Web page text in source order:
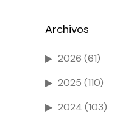
Archivos
2026 (61)
2025 (110)
2024 (103)